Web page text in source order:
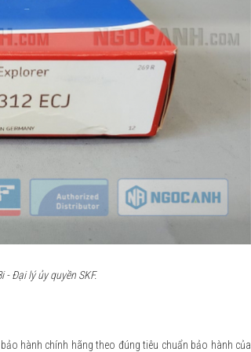
Đại lý ủy quyền SKF.
hành chính hãng theo đúng tiêu chuẩn bảo hành của